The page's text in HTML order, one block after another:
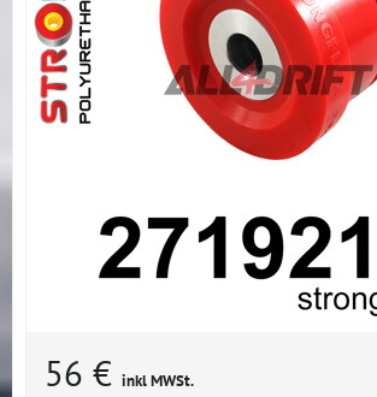
56 € inkl MWSt.